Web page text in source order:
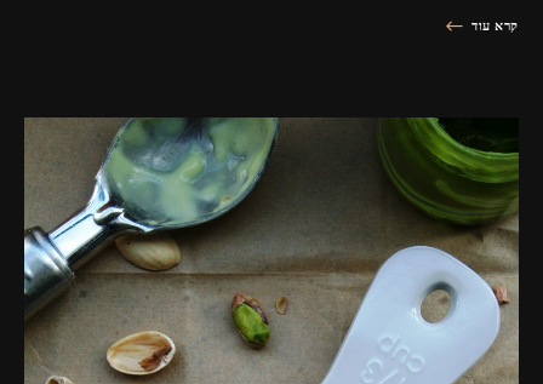
קרא עוד